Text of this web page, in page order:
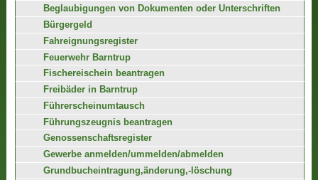
Beglaubigungen von Dokumenten oder Unterschriften
Bürgergeld
Fahreignungsregister
Feuerwehr Barntrup
Fischereischein beantragen
Freibäder in Barntrup
Führerscheinumtausch
Führungszeugnis beantragen
Genossenschaftsregister
Gewerbe anmelden/ummelden/abmelden
Grundbucheintragung,änderung,-löschung